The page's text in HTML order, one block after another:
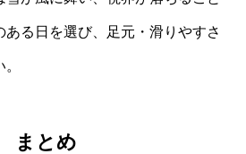
ある日を選び、足元・滑りやすさ
まとめ